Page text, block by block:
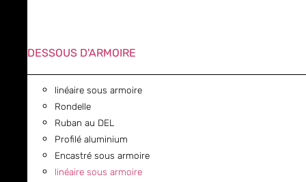
DESSOUS D'ARMOIRE
linéaire sous armoire
Rondelle
Ruban au DEL
Profilé aluminium
Encastré sous armoire
linéaire sous armoire